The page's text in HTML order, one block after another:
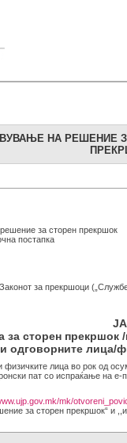
НА
за сторен прекршок
постапка
за прекршоци
за сторен
одговорните
физичките лица во рок од
пат со испраќање на
mk/
за сторен прекршок“ и